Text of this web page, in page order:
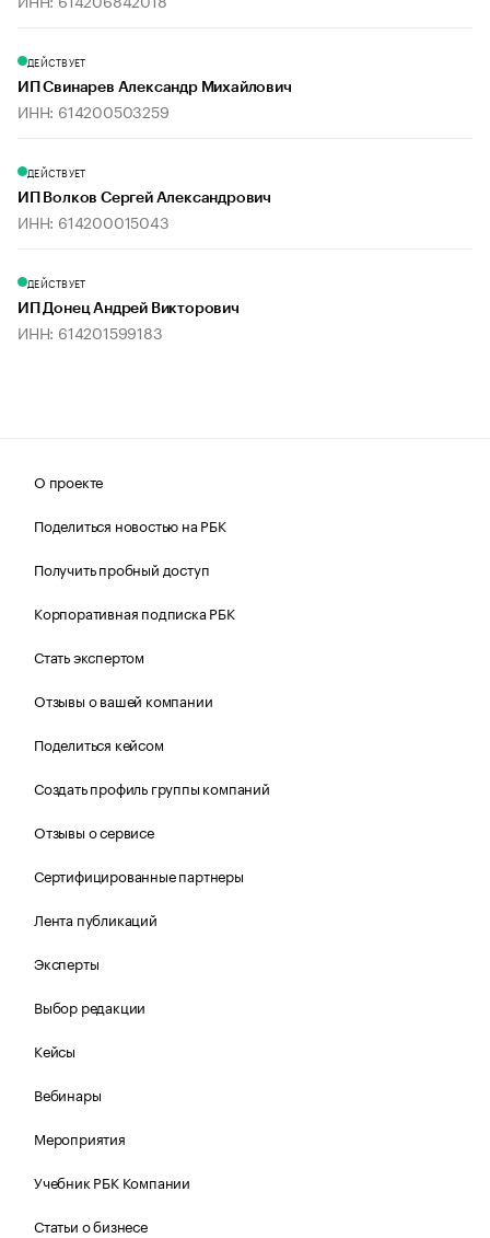
ДЕЙСТВУЕТ
ИП Свинарев Александр Михайлович
ИНН: 614200503259
ДЕЙСТВУЕТ
ИП Волков Сергей Александрович
ИНН: 614200015043
ДЕЙСТВУЕТ
ИП Донец Андрей Викторович
ИНН: 614201599183
О проекте
Поделиться новостью на РБК
Получить пробный доступ
Корпоративная подписка РБК
Стать экспертом
Отзывы о вашей компании
Поделиться кейсом
Создать профиль группы компаний
Отзывы о сервисе
Сертифицированные партнеры
Лента публикаций
Эксперты
Выбор редакции
Кейсы
Вебинары
Мероприятия
Учебник РБК Компании
Статьи о бизнесе